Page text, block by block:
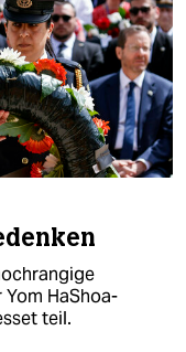
HaShoa-
teil.